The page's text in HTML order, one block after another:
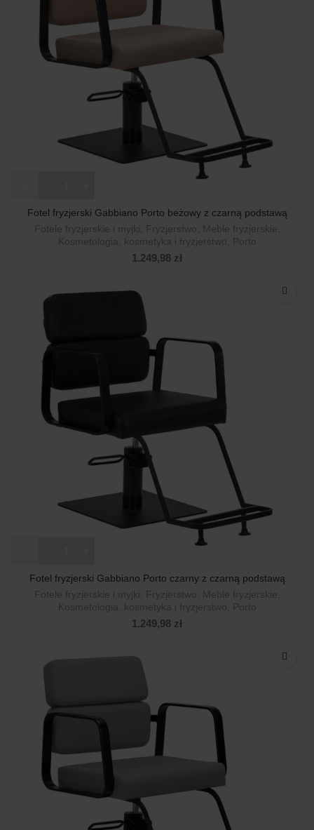
ilość Fotel fryzjerski Gabbiano Porto beżowy z czarną
Fotel fryzjerski Gabbiano Porto beżowy z czarną podstawą
Fotele fryzjerskie i myjki
Fryzjerstwo Meble fryzjerskie
Kosmetologia, kosmetyka i fryzjerstwo
Porto
1.249,98 zł
ilość Fotel fryzjerski Gabbiano Porto czarny z czarną
Fotel fryzjerski Gabbiano Porto czarny z czarną podstawą
Fotele fryzjerskie i myjki
Fryzjerstwo Meble fryzjerskie
Kosmetologia, kosmetyka i fryzjerstwo
Porto
1.249,98 zł